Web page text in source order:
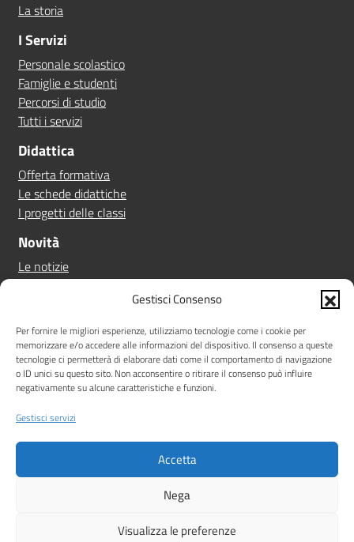
Gestisci Consenso
Per fornire le migliori esperienze, utilizziamo tecnologie come i cookie per
memorizzare e/o accedere alle informazioni del dispositivo. Il consenso a queste
tecnologie ci permetterà di elaborare dati come il comportamento di navigazione
o ID unici su questo sito. Non acconsentire o ritirare il consenso può influire
negativamente su alcune caratteristiche e funzioni.
Gestisci servizi
Accetta
Nega
Visualizza le preferenze
La storia
I Servizi
Personale scolastico
Famiglie e studenti
Percorsi di studio
Tutti i servizi
Didattica
Offerta formativa
Le schede didattiche
I progetti delle classi
Novità
Le notizie
Le circolari
Albo online
Pn 21/27
Ptof
Iscrizioni
Sicurezza
Amministrazione TrasparenteAlbo onlinePrivacy Policy
Dichiarazione di accessibilità
Idea e progetto di Designers Italia